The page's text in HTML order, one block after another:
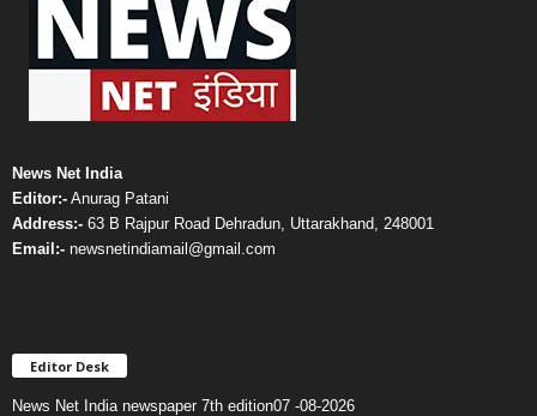
News Net India
Editor:- Anurag Patani
Address:- 63 B Rajpur Road Dehradun, Uttarakhand, 248001
Email:- newsnetindiamail@gmail.com
Editor Desk
News Net India newspaper 7th edition07 -08-2026